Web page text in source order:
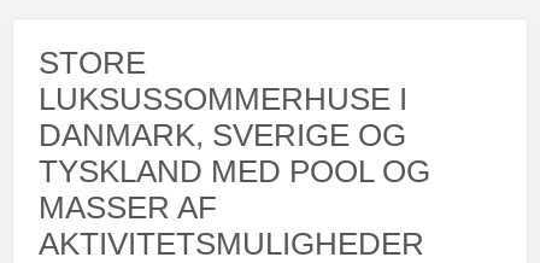
STORE
LUKSUSSOMMERHUSE I
DANMARK, SVERIGE OG
TYSKLAND MED POOL OG
MASSER AF
AKTIVITETSMULIGHEDER